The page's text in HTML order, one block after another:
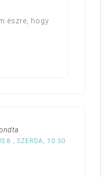
észre, hogy
8., SZERDA, 10:30